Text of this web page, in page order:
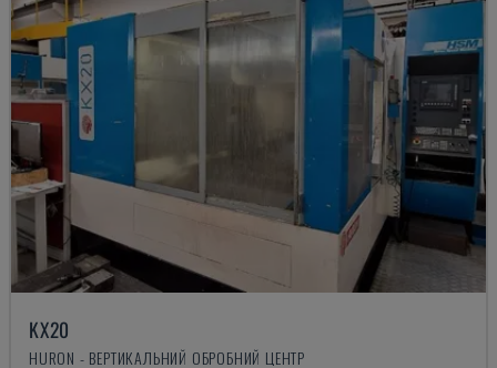
KX20
HURON - ВЕРТИКАЛЬНИЙ ОБРОБНИЙ ЦЕНТР